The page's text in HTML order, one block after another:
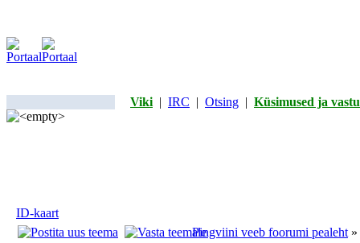
Viki | IRC | Otsing | Küsimused ja
ID-kaart
Pingviini veeb foorumi pealeht »